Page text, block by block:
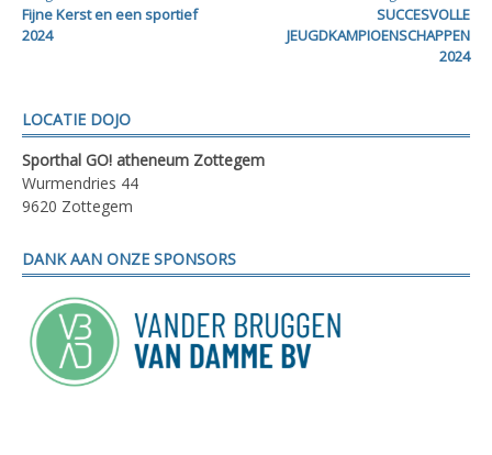
lezen
Fijne Kerst en een sportief
2024
SUCCESVOLLE
JEUGDKAMPIOENSCHAPPEN
2024
LOCATIE DOJO
Sporthal GO! atheneum Zottegem
Wurmendries 44
9620 Zottegem
DANK AAN ONZE SPONSORS